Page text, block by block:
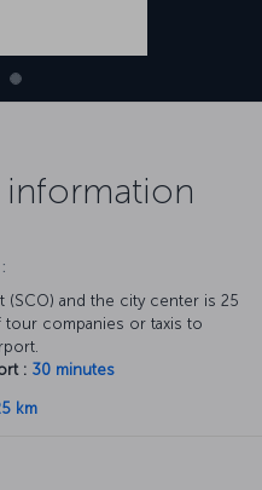
(SCO) and the city center is 25
tour companies or taxis to
: 30 minutes
km